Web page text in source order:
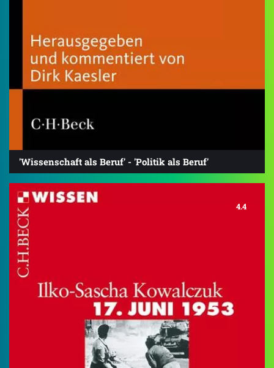
'Wissenschaft als Beruf' - 'Politik als Beruf'
4.4